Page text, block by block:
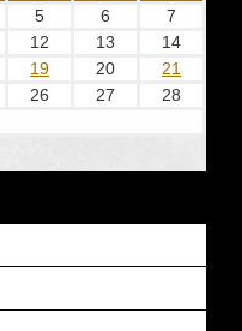
5 6
7
12 13
14
19 20
21
26 27
28